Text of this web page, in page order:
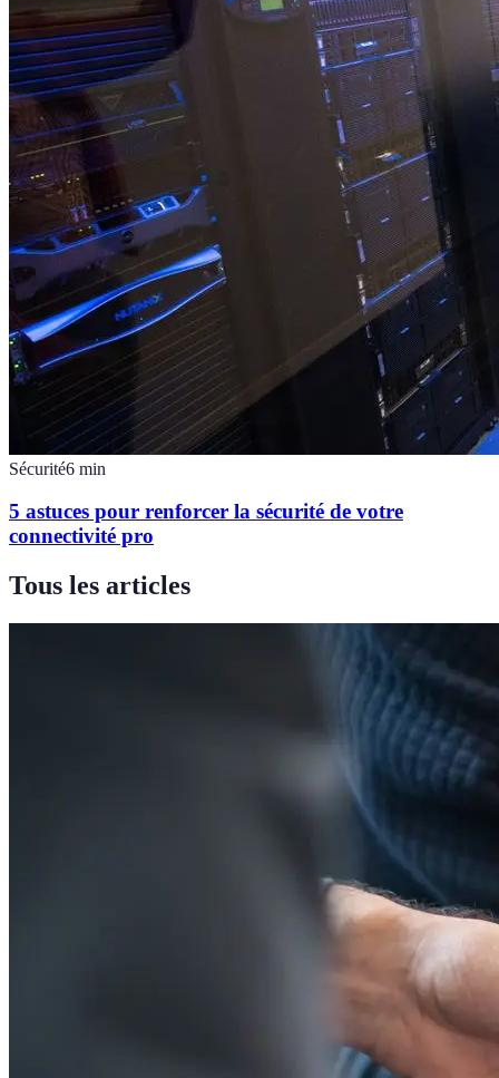
Sécurité6 min
5 astuces pour renforcer la sécurité de votre
connectivité pro
Tous les articles